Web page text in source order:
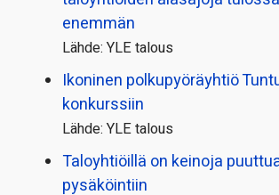
enemmän
Lähde: YLE talous
Ikoninen polkupyörä­yhtiö
konkurssiin
Lähde: YLE talous
Taloyhtiöillä on keinoja
pysäköintiin